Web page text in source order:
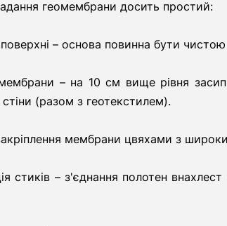
геомембрани досить простий:
– основа повинна бути
– на 10 см вище рівня
(разом з геотекстилем).
мембрани цвяхами з
стиків – з'єднання полотен